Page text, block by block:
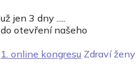
už jen 3 dny .....
do otevření našeho
1. online kongresu Zdraví ženy